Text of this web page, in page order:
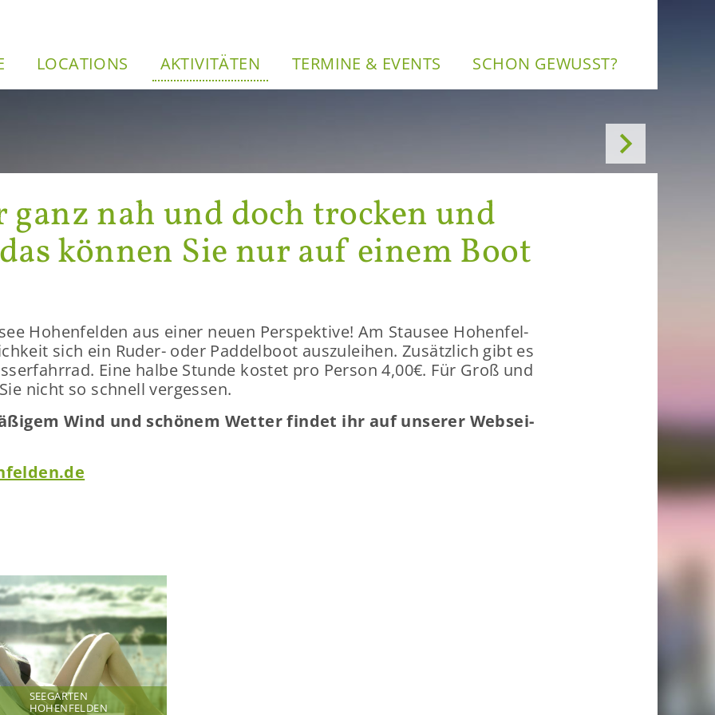
Inhalt
LO­CA­TI­ONS AK­TI­VI­TÄ­TEN TER­MI­NE & EVENTS SCHON GE­WUSST?

ganz nah und doch tro­cken und
kön­nen Sie nur auf einem Boot
Ho­hen­fel­den aus einer neuen Per­spek­ti­ve! Am Stau­see Ho­hen­fel­
sich ein Ruder-​ oder Pad­del­boot aus­zu­lei­hen. Zu­sätz­lich gibt es
Eine halbe Stun­de kos­tet pro Per­son 4,00€. Für Groß und
nicht so schnell ver­ges­sen.
Wind und schö­nem Wet­ter fin­det ihr auf un­se­rer Web­sei­
SEEGARTEN
HOHENFELDEN